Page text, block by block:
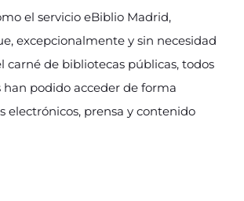
el servicio eBiblio Madrid,
excepcionalmente y sin necesidad
carné de bibliotecas públicas, todos
han podido acceder de forma
electrónicos, prensa y contenido